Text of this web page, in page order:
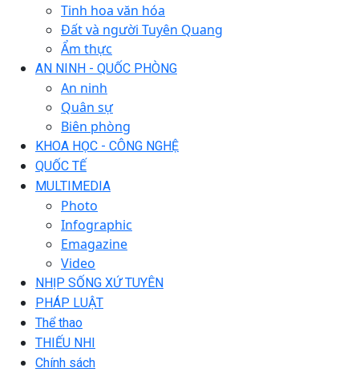
Tinh hoa văn hóa
Đất và người Tuyên Quang
Ẩm thực
AN NINH - QUỐC PHÒNG
An ninh
Quân sự
Biên phòng
KHOA HỌC - CÔNG NGHỆ
QUỐC TẾ
MULTIMEDIA
Photo
Infographic
Emagazine
Video
NHỊP SỐNG XỨ TUYÊN
PHÁP LUẬT
Thể thao
THIẾU NHI
Chính sách